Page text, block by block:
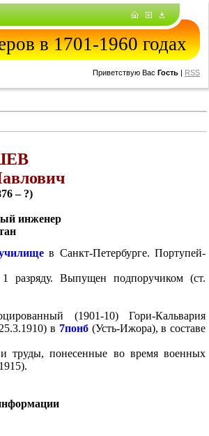
в 1701-1960 годах
Приветствую Вас Гость | RSS
– ?)
инженер
в Санкт-Петербурге. Портупей-
разряду. Выпущен подпоручиком (ст.
(1901-10) Гори-Кальвария
в 7понб(Усть-Ижора), в составе
труды, понесенные во время военных